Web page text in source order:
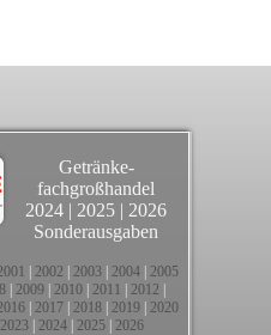
Getränke-
fachgroßhandel
2024 | 2025 | 2026
Sonderausgaben
2002 2003 2004 2005
2009 2010 2011 2012
2017 2018 2019 2020
2023| 2024| 2025| 2026